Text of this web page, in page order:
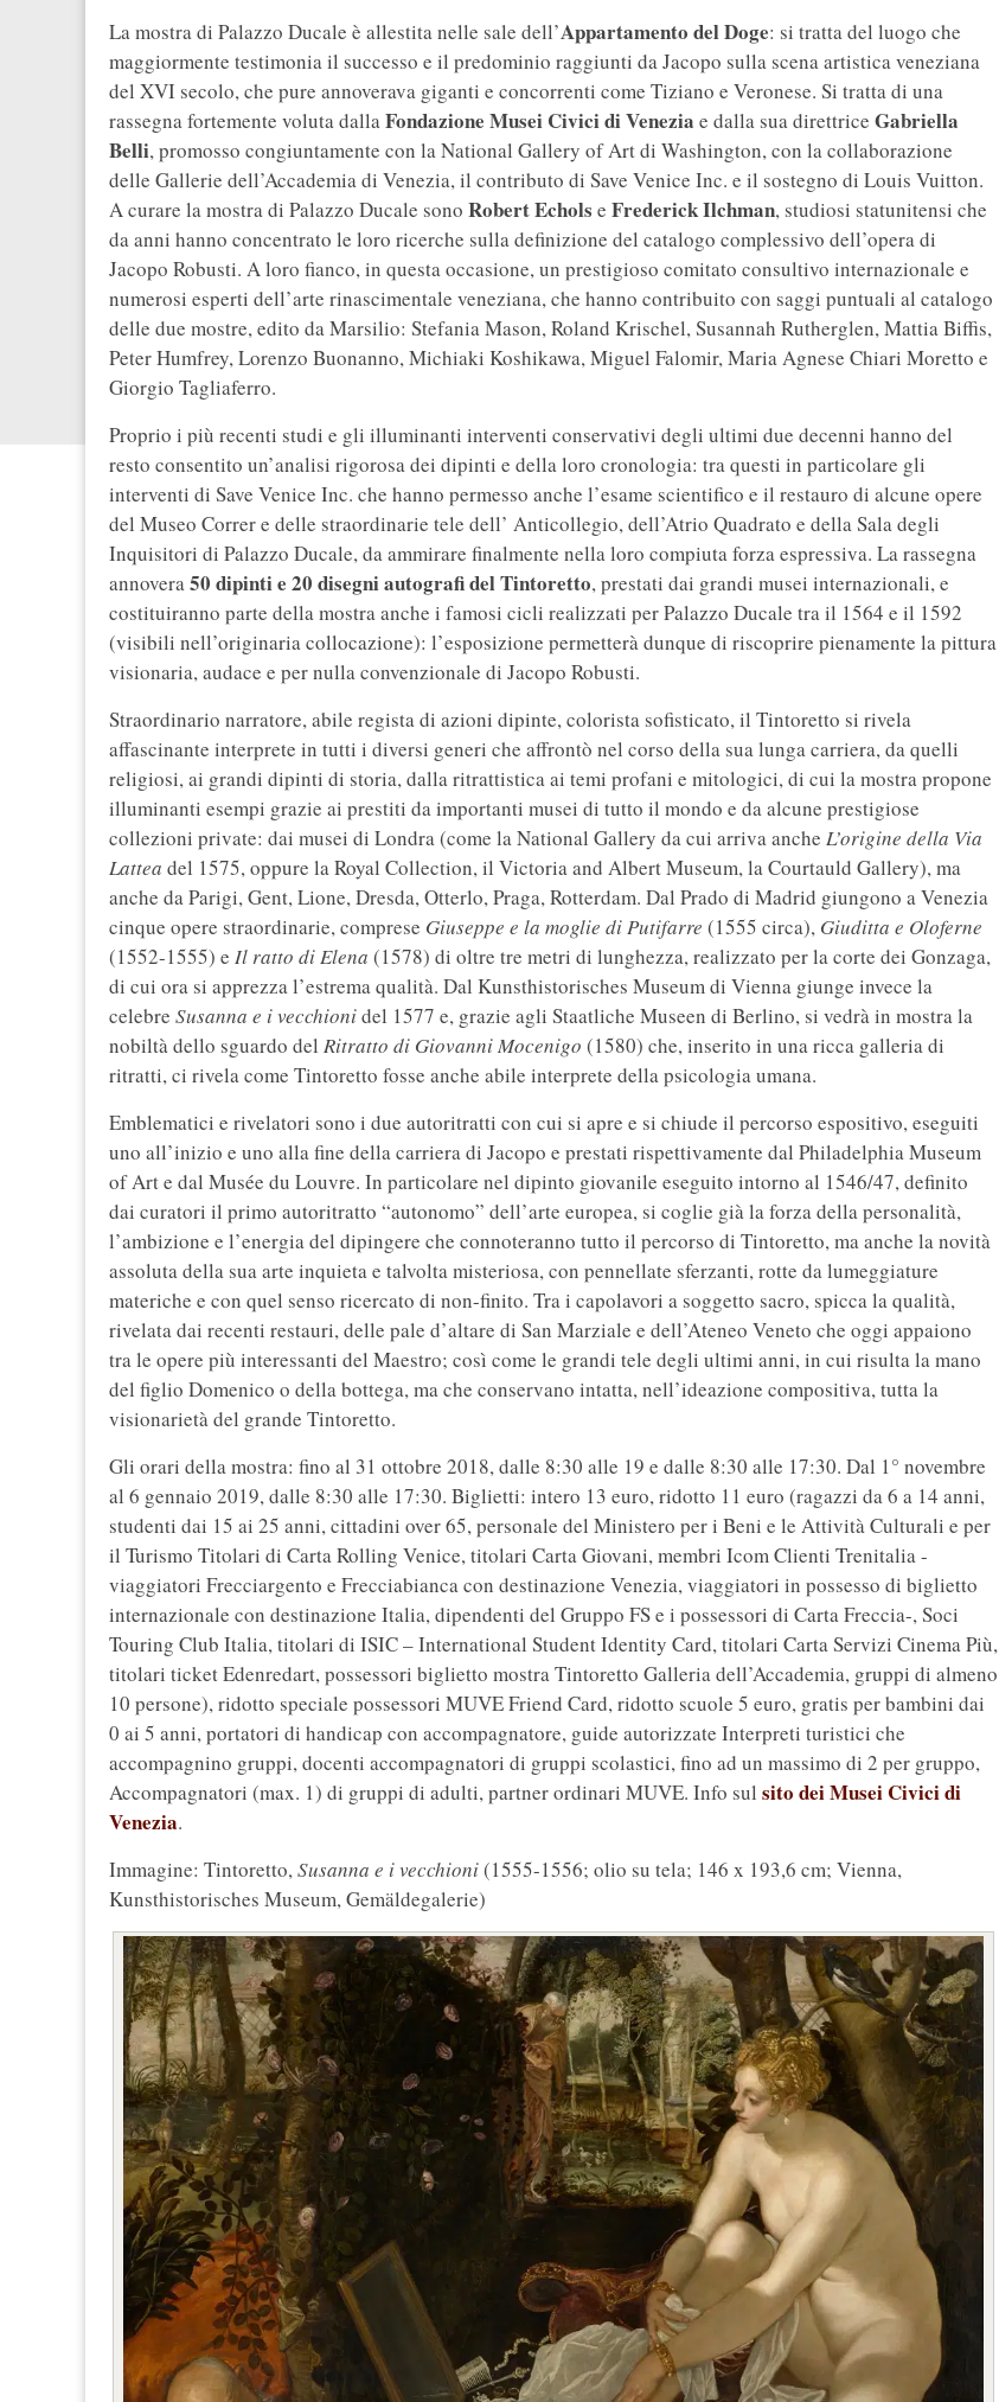
La mostra di Palazzo Ducale è allestita nelle sale dell’Appartamento del Doge: si tratta del luogo che
maggiormente testimonia il successo e il predominio raggiunti da Jacopo sulla scena artistica veneziana
del XVI secolo, che pure annoverava giganti e concorrenti come Tiziano e Veronese. Si tratta di una
rassegna fortemente voluta dallaFondazione Musei Civici di Venezia e dalla sua direttrice Gabriella
Belli, promosso congiuntamente con la National Gallery of Art di Washington, con la collaborazione
delle Gallerie dell’Accademia di Venezia, il contributo di Save Venice Inc. e il sostegno di Louis Vuitton.
A curare la mostra di Palazzo Ducale sono Robert Echols e Frederick Ilchman, studiosi statunitensi che
da anni hanno concentrato le loro ricerche sulla definizione del catalogo complessivo dell’opera di
Jacopo Robusti. A loro fianco, in questa occasione, un prestigioso comitato consultivo internazionale e
numerosi esperti dell’arte rinascimentale veneziana, che hanno contribuito con saggi puntuali al catalogo
delle due mostre, edito da Marsilio: Stefania Mason, Roland Krischel, Susannah Rutherglen, Mattia Biffis,
Peter Humfrey, Lorenzo Buonanno, Michiaki Koshikawa, Miguel Falomir, Maria Agnese Chiari Moretto e
Giorgio Tagliaferro.
Proprio i più recenti studi e gli illuminanti interventi conservativi degli ultimi due decenni hanno del
resto consentito un’analisi rigorosa dei dipinti e della loro cronologia: tra questi in particolare gli
interventi di Save Venice Inc. che hanno permesso anche l’esame scientifico e il restauro di alcune opere
del Museo Correr e delle straordinarie tele dell’ Anticollegio, dell’Atrio Quadrato e della Sala degli
Inquisitori di Palazzo Ducale, da ammirare finalmente nella loro compiuta forza espressiva. La rassegna
annovera50 dipinti e 20 disegni autografi del Tintoretto, prestati dai grandi musei internazionali, e
costituiranno parte della mostra anche i famosi cicli realizzati per Palazzo Ducale tra il 1564 e il 1592
(visibili nell’originaria collocazione): l’esposizione permetterà dunque di riscoprire pienamente la pittura
visionaria, audace e per nulla convenzionale di Jacopo Robusti.
Straordinario narratore, abile regista di azioni dipinte, colorista sofisticato, il Tintoretto si rivela
affascinante interprete in tutti i diversi generi che affrontò nel corso della sua lunga carriera, da quelli
religiosi, ai grandi dipinti di storia, dalla ritrattistica ai temi profani e mitologici, di cui la mostra propone
illuminanti esempi grazie ai prestiti da importanti musei di tutto il mondo e da alcune prestigiose
collezioni private: dai musei di Londra (come la National Gallery da cui arriva anche L’origine della Via
Lattea del 1575, oppure la Royal Collection, il Victoria and Albert Museum, la Courtauld Gallery), ma
anche da Parigi, Gent, Lione, Dresda, Otterlo, Praga, Rotterdam. Dal Prado di Madrid giungono a Venezia
cinque opere straordinarie, comprese Giuseppe e la moglie di Putifarre (1555 circa), Giuditta e Oloferne
(1552-1555) e Il ratto di Elena (1578) di oltre tre metri di lunghezza, realizzato per la corte dei Gonzaga,
di cui ora si apprezza l’estrema qualità. Dal Kunsthistorisches Museum di Vienna giunge invece la
celebre Susanna e i vecchionidel 1577 e, grazie agli Staatliche Museen di Berlino, si vedrà in mostra la
nobiltà dello sguardo del Ritratto di Giovanni Mocenigo (1580) che, inserito in una ricca galleria di
ritratti, ci rivela come Tintoretto fosse anche abile interprete della psicologia umana.
Emblematici e rivelatori sono i due autoritratti con cui si apre e si chiude il percorso espositivo, eseguiti
uno all’inizio e uno alla fine della carriera di Jacopo e prestati rispettivamente dal Philadelphia Museum
of Art e dal Musée du Louvre. In particolare nel dipinto giovanile eseguito intorno al 1546/47, definito
dai curatori il primo autoritratto “autonomo” dell’arte europea, si coglie già la forza della personalità,
l’ambizione e l’energia del dipingere che connoteranno tutto il percorso di Tintoretto, ma anche la novità
assoluta della sua arte inquieta e talvolta misteriosa, con pennellate sferzanti, rotte da lumeggiature
materiche e con quel senso ricercato di non-finito. Tra i capolavori a soggetto sacro, spicca la qualità,
rivelata dai recenti restauri, delle pale d’altare di San Marziale e dell’Ateneo Veneto che oggi appaiono
tra le opere più interessanti del Maestro; così come le grandi tele degli ultimi anni, in cui risulta la mano
del figlio Domenico o della bottega, ma che conservano intatta, nell’ideazione compositiva, tutta la
visionarietà del grande Tintoretto.
Gli orari della mostra: fino al 31 ottobre 2018, dalle 8:30 alle 19 e dalle 8:30 alle 17:30. Dal 1° novembre
al 6 gennaio 2019, dalle 8:30 alle 17:30. Biglietti: intero 13 euro, ridotto 11 euro (ragazzi da 6 a 14 anni,
studenti dai 15 ai 25 anni, cittadini over 65, personale del Ministero per i Beni e le Attività Culturali e per
il Turismo Titolari di Carta Rolling Venice, titolari Carta Giovani, membri Icom Clienti Trenitalia -
viaggiatori Frecciargento e Frecciabianca con destinazione Venezia, viaggiatori in possesso di biglietto
internazionale con destinazione Italia, dipendenti del Gruppo FS e i possessori di Carta Freccia-, Soci
Touring Club Italia, titolari di ISIC – International Student Identity Card, titolari Carta Servizi Cinema Più,
titolari ticket Edenredart, possessori biglietto mostra Tintoretto Galleria dell’Accademia, gruppi di almeno
10 persone), ridotto speciale possessori MUVE Friend Card, ridotto scuole 5 euro, gratis per bambini dai
0 ai 5 anni, portatori di handicap con accompagnatore, guide autorizzate Interpreti turistici che
accompagnino gruppi, docenti accompagnatori di gruppi scolastici, fino ad un massimo di 2 per gruppo,
Accompagnatori (max. 1) di gruppi di adulti, partner ordinari MUVE. Info sul sito dei Musei Civici di
Venezia.
Immagine: Tintoretto,Susanna e i vecchioni(1555-1556; olio su tela; 146 x 193,6 cm; Vienna,
Kunsthistorisches Museum, Gemäldegalerie)